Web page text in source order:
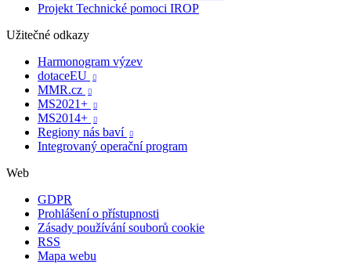
Projekt Technické pomoci IROP
Užitečné odkazy
Harmonogram výzev
dotaceEU

MMR.cz 
MS2021+ 
MS2014+ 
Regiony nás baví 
Integrovaný operační program
Web
GDPR
Prohlášení o přístupnosti
Zásady používání souborů cookie
RSS
Mapa webu